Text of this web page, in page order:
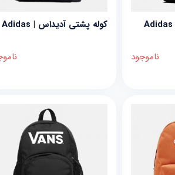
ناموجود
کوله پشتی آدیداس | Adidas